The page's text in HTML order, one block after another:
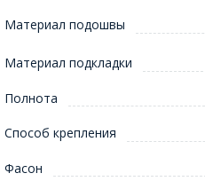
Материал подошвы
Материал подкладки
Полнота
Способ крепления
Фасон